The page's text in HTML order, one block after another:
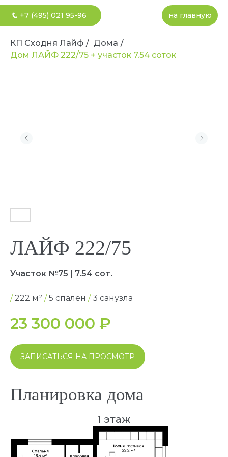
+7 (495) 021 95-96 на главную
КП Сходня Лайф / Дома /
Дом ЛАЙФ 222/75 + участок 7.54 соток
ЛАЙФ 222/75
Участок №75 | 7.54 сот.
/ 222 м² /5 спален /3 санузла
23 300 000 ₽
ЗАПИСАТЬСЯ НА ПРОСМОТР
Планировка дома
1 этаж
2 этаж